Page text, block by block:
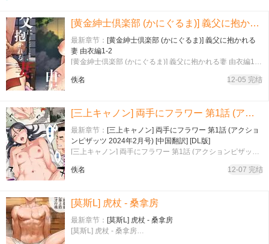
[黄金紳士倶楽部 (かにぐるま)] 義父に抱かれる妻 由衣編1-2
最新章节： [黄金紳士倶楽部 (かにぐるま)] 義父に抱かれる
妻 由衣編1-2
[黄金紳士倶楽部 (かにぐるま)] 義父に抱かれる妻 由衣編1-
佚名
12-05 完结
[三上キャノン] 両手にフラワー 第1話 (アクションピザッツ 2024年2月号) [中国翻訳] [DL版]
最新章节： [三上キャノン] 両手にフラワー 第1話 (アクショ
ンピザッツ 2024年2月号) [中国翻訳] [DL版]
[三上キャノン] 両手にフラワー 第1話 (アクションピザッツ
佚名
12-07 完结
[莫斯L] 虎杖 - 桑拿房
最新章节： [莫斯L] 虎杖 - 桑拿房
[莫斯L] 虎杖 - 桑拿房…